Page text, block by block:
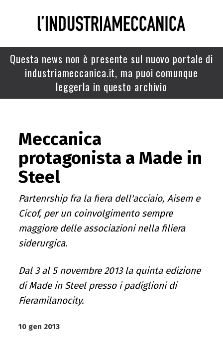
Questa news non è presente sul nuovo portale di
industriameccanica.it, ma puoi comunque
leggerla in questo archivio
Meccanica
protagonista a Made in
Steel
Partenrship fra la fiera dell'acciaio, Aisem e
Cicof, per un coinvolgimento sempre
maggiore delle associazioni nella filiera
siderurgica.
Dal 3 al 5 novembre 2013 la quinta edizione
di Made in Steel presso i padiglioni di
Fieramilanocity.
10 gen 2013